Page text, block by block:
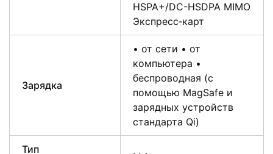
HSPA+/​DC-HSDPA MIMO
Экспресс‑карт
Зарядка
• от сети • от
компьютера •
беспроводная (с
помощью MagSafe и
зарядных устройств
стандарта Qi)
Тип